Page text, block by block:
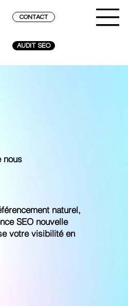
AUDIT SEO
CONTACT
naturel,
SEO nouvelle
votre visibilité en
nous